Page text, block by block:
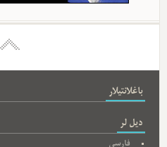
باغلانتیلار
دیل لر
فارسی